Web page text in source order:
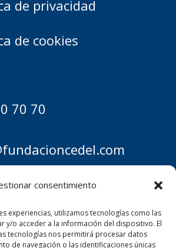
consentimiento
experiencias, utilizamos tecnologías como las
y/o acceder a la información del dispositivo. El
tecnologías nos permitirá procesar datos
de navegación o las identificaciones únicas
de privacidad
de cookies
70 70
7, 28290,